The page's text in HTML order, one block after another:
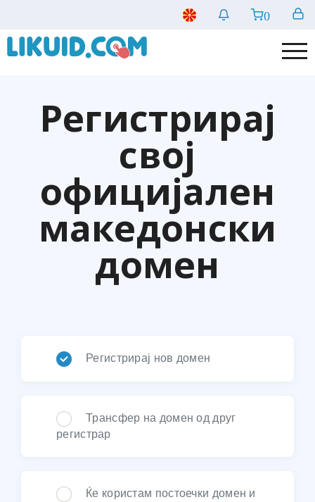
0
Регистрирај
свој
официјален
македонски
домен
Регистрирај нов домен
Трансфер на домен од друг
регистрар
Ќе користам постоечки домен и